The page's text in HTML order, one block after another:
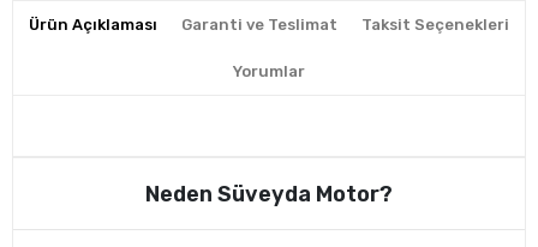
Ürün Açıklaması Garanti ve Teslimat Taksit Seçenekleri
Yorumlar
Neden Süveyda Motor?